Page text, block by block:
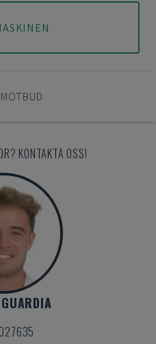
KONTAKTA OSS!